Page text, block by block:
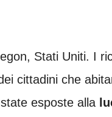
Stati Uniti. I
cittadini che
esposte alla